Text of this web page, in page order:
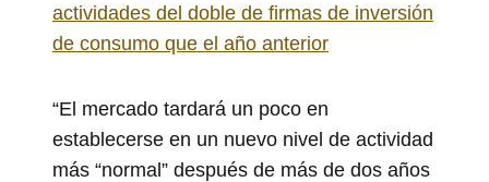
actividades del doble de firmas de inversión
de consumo que el año anterior
“El mercado tardará un poco en
establecerse en un nuevo nivel de actividad
más “normal” después de más de dos años